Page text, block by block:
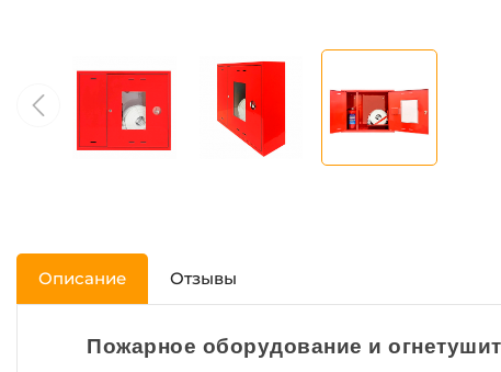
Описание Отзывы
Пожарное оборудование и